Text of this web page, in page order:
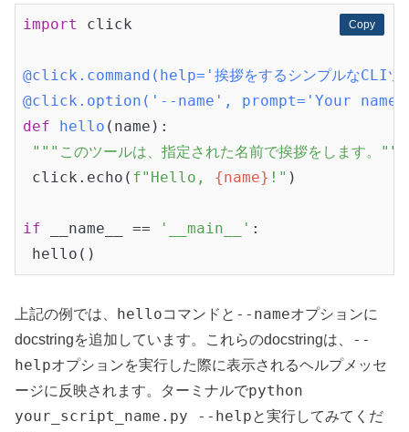
Copy
Copy
import click
@click.command(help='挨拶をするシンプルなCLI
@click.option('--name', prompt='Your name',
def
hello (name) :
"""このツールは、指定された名前で挨拶をします。"""
click.echo( f"Hello, {name} !" )
if __name__ == '__main__' :
上記の例では、 helloコマンドと --nameオプションに
docstringを追加しています。これらのdocstringは、
--
helpオプションを実行した際に表示されるヘルプメッセ
ージに反映されます。ターミナルでpython
your_script_name.py --helpと実行してみてくだ